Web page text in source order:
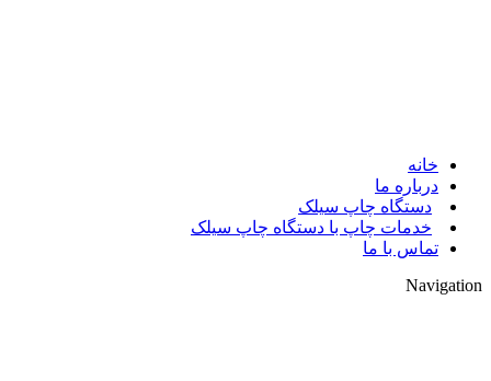
خانه
درباره ما
دستگاه چاپ سیلک
خدمات چاپ با دستگاه چاپ سیلک
تماس با ما
Navigation